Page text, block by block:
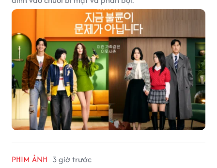
PHIM ẢNH 3 giờ trước